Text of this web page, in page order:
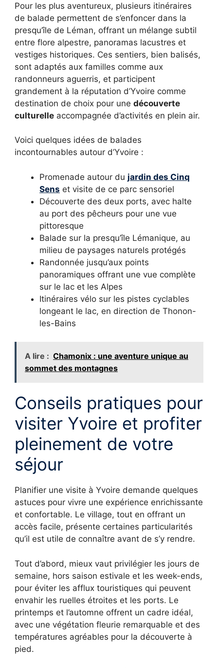
Pour les plus aventureux, plusieurs itinéraires
de balade permettent de s’enfoncer dans la
presqu’île de Léman, offrant un mélange subtil
entre flore alpestre, panoramas lacustres et
vestiges historiques. Ces sentiers, bien balisés,
sont adaptés aux familles comme aux
randonneurs aguerris, et participent
grandement à la réputation d’Yvoire comme
destination de choix pour une découverte
culturelle accompagnée d’activités en plein air.
Voici quelques idées de balades
incontournables autour d’Yvoire :
Promenade autour du jardin des Cinq
Sens et visite de ce parc sensoriel
Découverte des deux ports, avec halte
au port des pêcheurs pour une vue
pittoresque
Balade sur la presqu’île Lémanique, au
milieu de paysages naturels protégés
Randonnée jusqu’aux points
panoramiques offrant une vue complète
sur le lac et les Alpes
Itinéraires vélo sur les pistes cyclables
longeant le lac, en direction de Thonon-
les-Bains
A lire : Chamonix : une aventure unique au
sommet des montagnes
Conseils pratiques pour
visiter Yvoire et profiter
pleinement de votre
séjour
Planifier une visite à Yvoire demande quelques
astuces pour vivre une expérience enrichissante
et confortable. Le village, tout en offrant un
accès facile, présente certaines particularités
qu’il est utile de connaître avant de s’y rendre.
Tout d’abord, mieux vaut privilégier les jours de
semaine, hors saison estivale et les week-ends,
pour éviter les afflux touristiques qui peuvent
envahir les ruelles étroites et les ports. Le
printemps et l’automne offrent un cadre idéal,
avec une végétation fleurie remarquable et des
températures agréables pour la découverte à
pied.